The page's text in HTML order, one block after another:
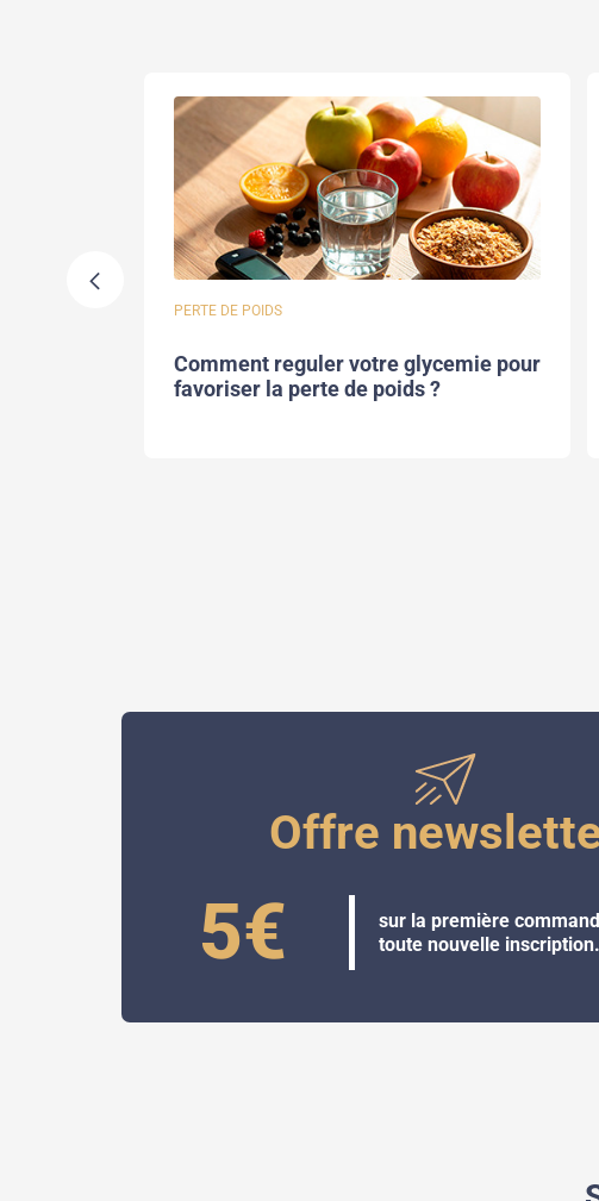
PERTE DE POIDS
Comment reguler votre glycemie pour
favoriser la perte de poids ?
Offre
5€
sur la première
toute nouvelle inscription.